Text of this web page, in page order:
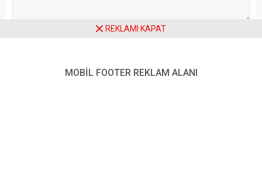
Daha sonraki yorumlarımda kullanılması için adım, e-posta adresim
ve site adresim bu tarayıcıya kaydedilsin.
REKLAMI KAPAT
MOBİL FOOTER REKLAM ALANI